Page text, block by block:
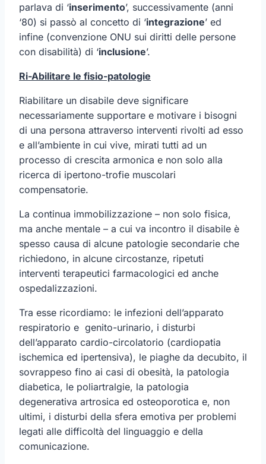
parlava di ‘inserimento’, successivamente (anni
‘80) si passò al concetto di ‘integrazione’ ed
infine (convenzione ONU sui diritti delle persone
con disabilità) di ‘inclusione’.
Ri-Abilitare le fisio-patologie
Riabilitare un disabile deve significare
necessariamente supportare e motivare i bisogni
di una persona attraverso interventi rivolti ad esso
e all’ambiente in cui vive, mirati tutti ad un
processo di crescita armonica e non solo alla
ricerca di ipertono-trofie muscolari
compensatorie.
La continua immobilizzazione – non solo fisica,
ma anche mentale – a cui va incontro il disabile è
spesso causa di alcune patologie secondarie che
richiedono, in alcune circostanze, ripetuti
interventi terapeutici farmacologici ed anche
ospedalizzazioni.
Tra esse ricordiamo: le infezioni dell’apparato
respiratorio e genito-urinario, i disturbi
dell’apparato cardio-circolatorio (cardiopatia
ischemica ed ipertensiva), le piaghe da decubito, il
sovrappeso fino ai casi di obesità, la patologia
diabetica, le poliartralgie, la patologia
degenerativa artrosica ed osteoporotica e, non
ultimi, i disturbi della sfera emotiva per problemi
legati alle difficoltà del linguaggio e della
comunicazione.